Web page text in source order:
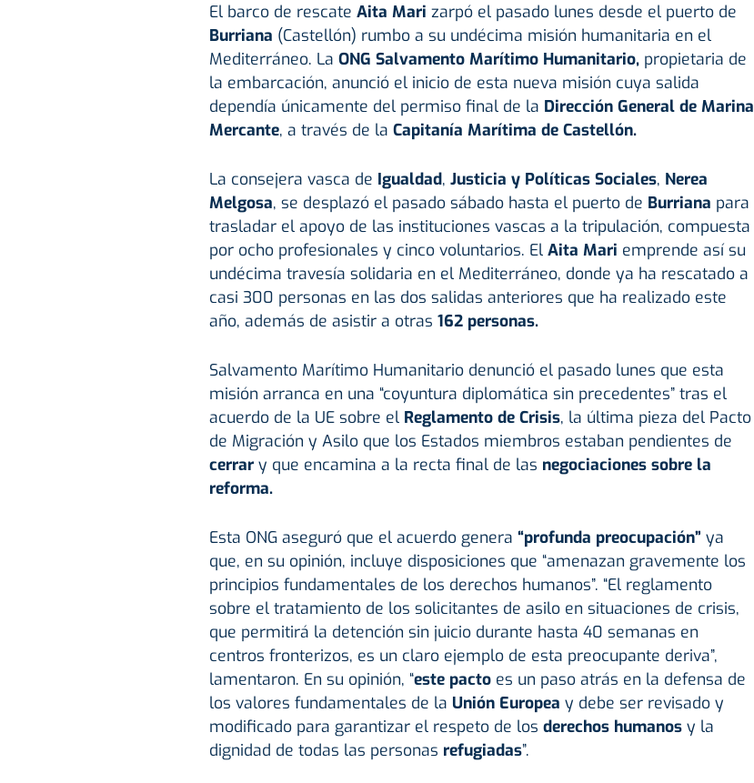
El barco de rescate Aita Mari zarpó el pasado lunes desde el puerto de
Burriana (Castellón) rumbo a su undécima misión humanitaria en el
Mediterráneo. La ONG Salvamento Marítimo Humanitario,propietaria de
la embarcación, anunció el inicio de esta nueva misión cuya salida
dependía únicamente del permiso final de la Dirección General de Marina
Mercante, a través de la Capitanía Marítima de Castellón.
La consejera vasca de Igualdad, Justicia y Políticas Sociales, Nerea
Melgosa, se desplazó el pasado sábado hasta el puerto de Burriana para
trasladar el apoyo de las instituciones vascas a la tripulación, compuesta
por ocho profesionales y cinco voluntarios. El Aita Mari emprende así su
undécima travesía solidaria en el Mediterráneo, donde ya ha rescatado a
casi 300 personas en las dos salidas anteriores que ha realizado este
año, además de asistir a otras 162 personas.
Salvamento Marítimo Humanitario denunció el pasado lunes que esta
misión arranca en una “coyuntura diplomática sin precedentes” tras el
acuerdo de la UE sobre el Reglamento de Crisis, la última pieza del Pacto
de Migración y Asilo que los Estados miembros estaban pendientes de
cerrar y que encamina a la recta final de las negociaciones sobre la
reforma.
Esta ONG aseguró que el acuerdo genera “profunda preocupación” ya
que, en su opinión, incluye disposiciones que “amenazan gravemente los
principios fundamentales de los derechos humanos”. “El reglamento
sobre el tratamiento de los solicitantes de asilo en situaciones de crisis,
que permitirá la detención sin juicio durante hasta 40 semanas en
centros fronterizos, es un claro ejemplo de esta preocupante deriva”,
lamentaron. En su opinión, “este pacto es un paso atrás en la defensa de
los valores fundamentales de la Unión Europea y debe ser revisado y
modificado para garantizar el respeto de los derechos humanosy la
dignidad de todas las personas refugiadas”.